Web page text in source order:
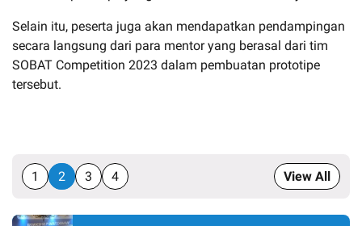
Selain itu, peserta juga akan mendapatkan pendampingan
secara langsung dari para mentor yang berasal dari tim
SOBAT Competition 2023 dalam pembuatan prototipe
tersebut.
1 2 3 4 View All